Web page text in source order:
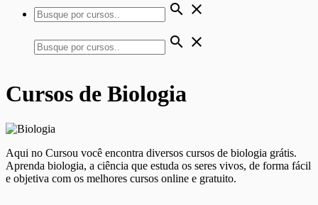
search close
search close
Cursos de Biologia
Aqui no Cursou você encontra diversos cursos de biologia grátis.
Aprenda biologia, a ciência que estuda os seres vivos, de forma fácil
e objetiva com os melhores cursos online e gratuito.